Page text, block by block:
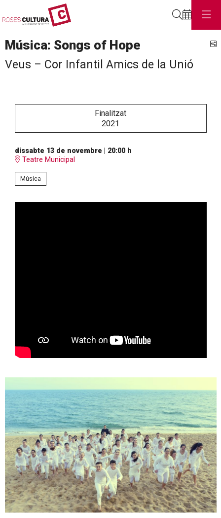
Música: Songs of Hope
Veus – Cor Infantil Amics de la Unió
Finalitzat
2021
dissabte 13 de novembre
20:00 h
Teatre Municipal
Música